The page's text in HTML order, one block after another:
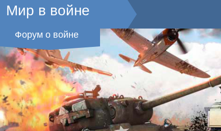
Мир в войне
Форум о войне